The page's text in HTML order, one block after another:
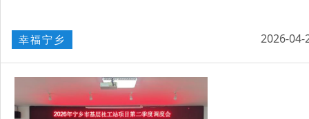
幸福宁乡 2026-04-